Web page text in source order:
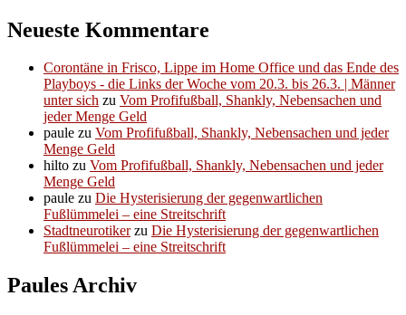
Neueste Kommentare
Corontäne in Frisco, Lippe im Home Office und das Ende des
Playboys - die Links der Woche vom 20.3. bis 26.3. | Männer
unter sich zu Vom Profifußball, Shankly, Nebensachen und
jeder Menge Geld
paule zu Vom Profifußball, Shankly, Nebensachen und jeder
Menge Geld
hilto zu Vom Profifußball, Shankly, Nebensachen und jeder
Menge Geld
paule zu Die Hysterisierung der gegenwartlichen
Fußlümmelei – eine Streitschrift
Stadtneurotikerzu Die Hysterisierung der gegenwartlichen
Fußlümmelei – eine Streitschrift
Paules Archiv